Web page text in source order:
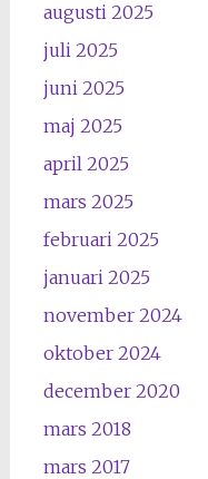
augusti 2025
juli 2025
juni 2025
maj 2025
april 2025
mars 2025
februari 2025
januari 2025
november 2024
oktober 2024
december 2020
mars 2018
mars 2017